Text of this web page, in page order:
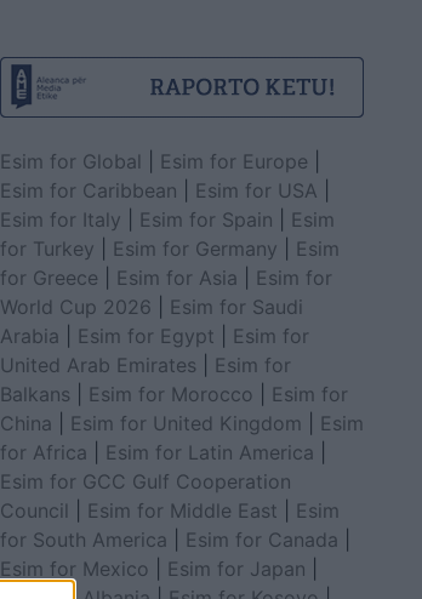
Esim for Global Esim for Europe
Esim for Caribbean
Esim for USA
Esim for Italy
Esim for Spain
Esim
for Turkey
Esim for Germany
Esim
for Greece
Esim for Asia
Esim for
World Cup 2026
Esim for Saudi
Arabia
Esim for Egypt
Esim for
United Arab Emirates
Esim for
Balkans
Esim for Morocco
Esim for
China
Esim for United Kingdom
Esim
for Africa
Esim for Latin America
Esim for GCC Gulf Cooperation
Council
Esim for Middle East
Esim
for South America
Esim for Canada
Esim for Mexico
Esim for Japan